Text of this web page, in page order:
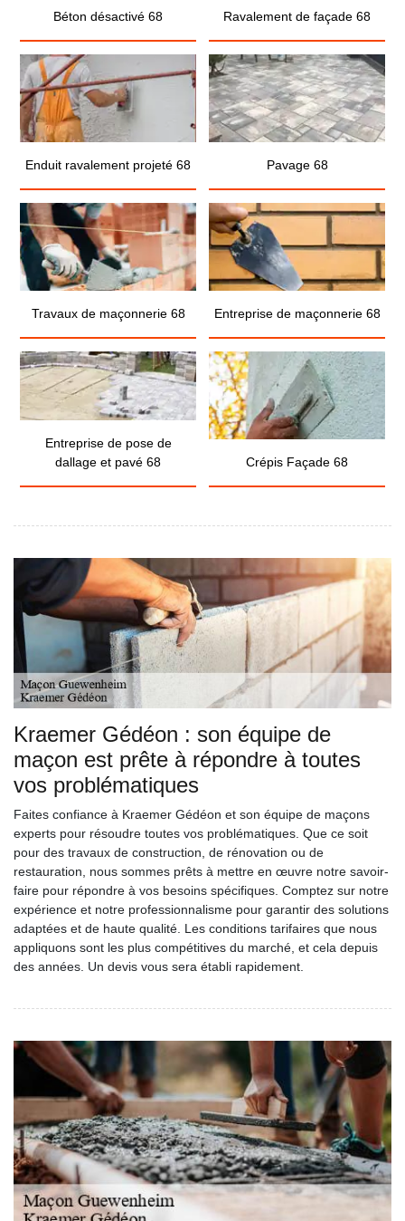
Béton désactivé 68 Ravalement de façade 68
Enduit ravalement projeté 68 Pavage 68
Travaux de maçonnerie 68 Entreprise de maçonnerie 68
Entreprise de pose de
dallage et pavé 68
Crépis Façade 68
Kraemer Gédéon : son équipe de
maçon est prête à répondre à toutes
vos problématiques
Faites confiance à Kraemer Gédéon et son équipe de maçons
experts pour résoudre toutes vos problématiques. Que ce soit
pour des travaux de construction, de rénovation ou de
restauration, nous sommes prêts à mettre en œuvre notre savoir-
faire pour répondre à vos besoins spécifiques. Comptez sur notre
expérience et notre professionnalisme pour garantir des solutions
adaptées et de haute qualité. Les conditions tarifaires que nous
appliquons sont les plus compétitives du marché, et cela depuis
des années. Un devis vous sera établi rapidement.